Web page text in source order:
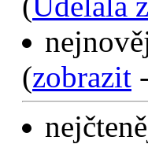
( Udělala
( zobrazit